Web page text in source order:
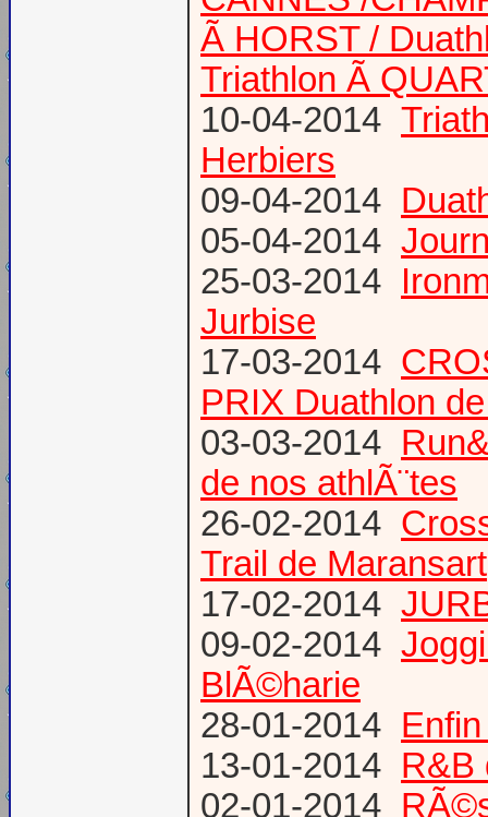
Ã HORST /
Triathlon Ã
10-04-2014
Herbiers
09-04-2014
05-04-2014
25-03-2014
Jurbise
17-03-2014
PRIX Duathlon
03-03-2014
de nos athlÃ¨tes
26-02-2014
Trail de Maransart
17-02-2014
09-02-2014
BlÃ©harie
28-01-2014
13-01-2014 R&B
02-01-2014